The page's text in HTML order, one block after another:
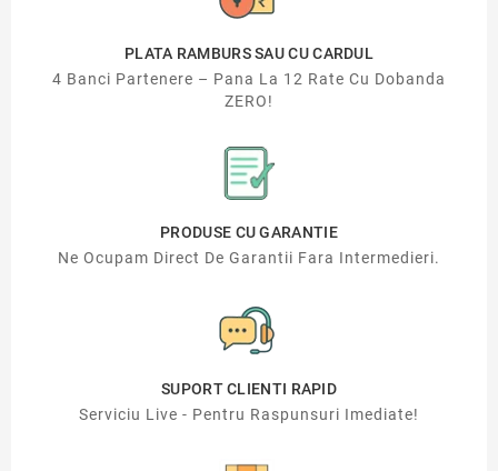
PLATA RAMBURS SAU CU CARDUL
4 Banci Partenere – Pana La 12 Rate Cu Dobanda
ZERO!
PRODUSE CU GARANTIE
Ne Ocupam Direct De Garantii Fara Intermedieri.
SUPORT CLIENTI RAPID
Serviciu Live - Pentru Raspunsuri Imediate!